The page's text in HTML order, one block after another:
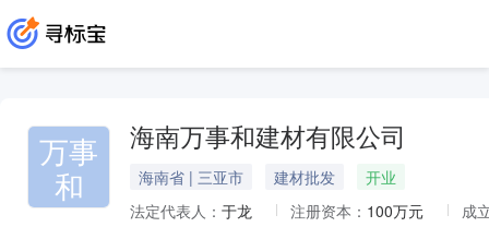
万事
和
海南万事和建材有限公司
海南省 | 三亚市 建材批发
开业
法定代表人： 于龙 注册资本： 100万元
成